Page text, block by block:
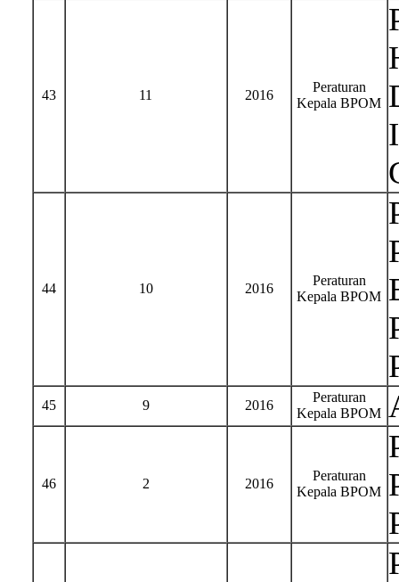
43 11 2016
Peraturan
Kepala BPOM
44 10 2016
Peraturan
Kepala BPOM
45 9 2016
Peraturan
Kepala BPOM
46 2 2016
Peraturan
Kepala BPOM